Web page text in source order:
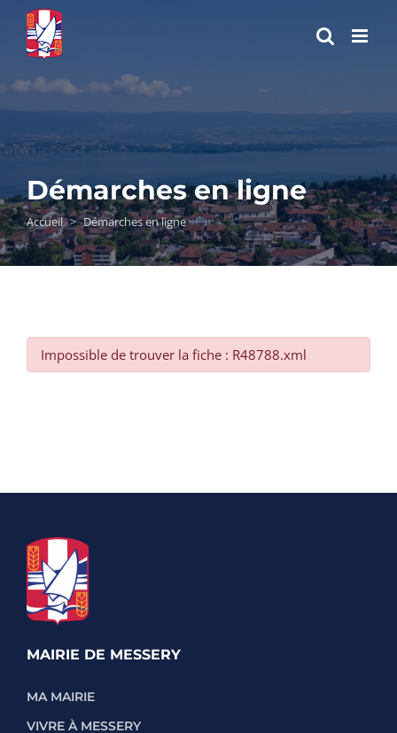
Passer
contenu
Démarches en ligne
Accueil > Démarches en ligne
Impossible de trouver la fiche : R48788.xml
MAIRIE DE MESSERY
MA MAIRIE
VIVRE À MESSERY